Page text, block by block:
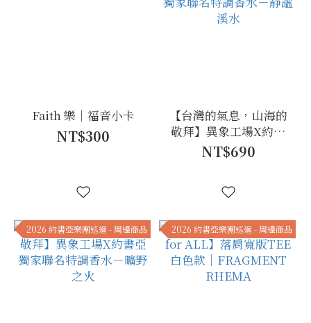
Faith 樂｜福音小卡
NT$300
【台灣的氣息，山海的
敬拜】異象工場X約書
亞 獨家聯名特調香水－
靜謐溪水
NT$690
2026 約書亞樂團巡迴 - 周邊商品 2026 約書亞樂團巡迴 - 周邊商品